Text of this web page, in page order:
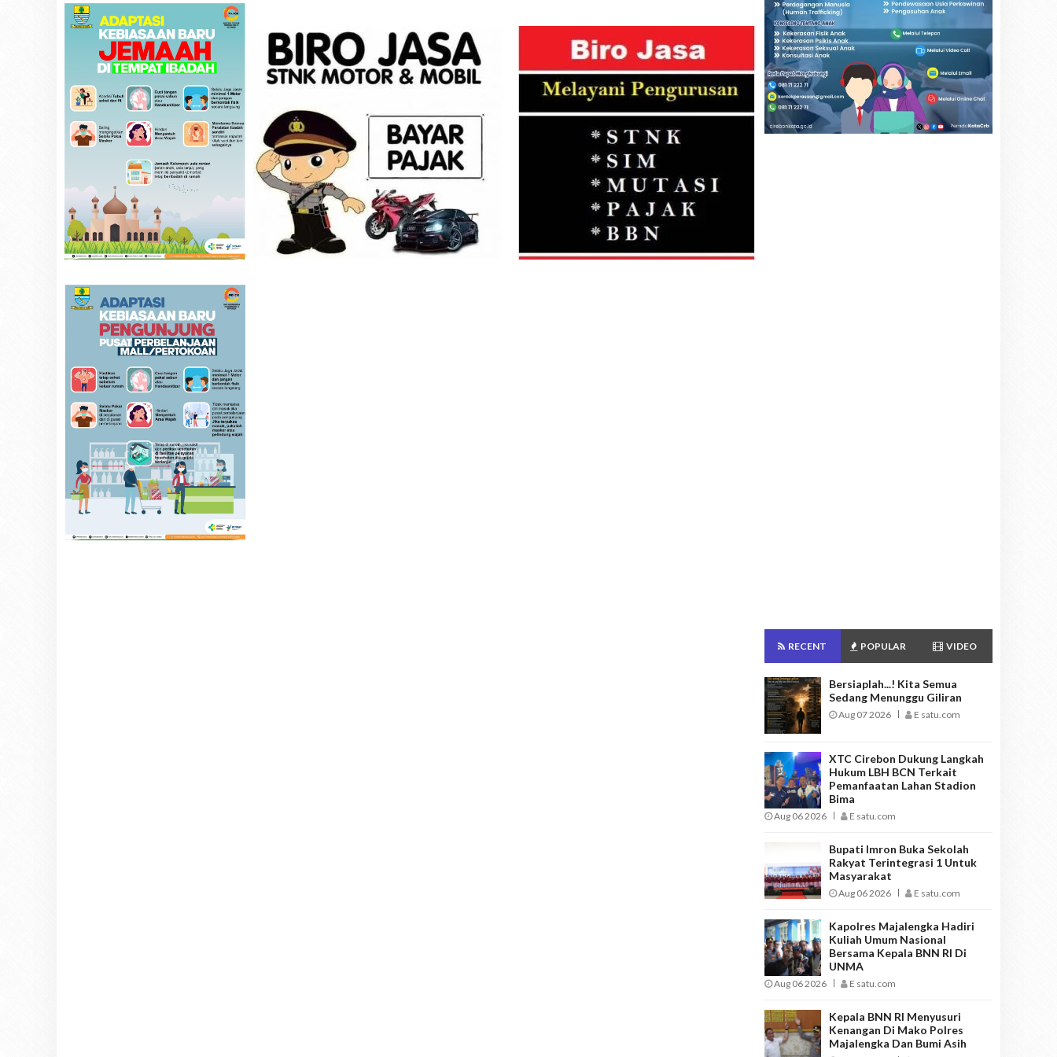
RECENT POPULAR VIDEO
Bersiaplah...! Kita Semua
Sedang Menunggu Giliran
Aug 07 2026 E satu.com
XTC Cirebon Dukung Langkah
Hukum LBH BCN Terkait
Pemanfaatan Lahan Stadion
Bima
Aug 06 2026 E satu.com
Bupati Imron Buka Sekolah
Rakyat Terintegrasi 1 Untuk
Masyarakat
Aug 06 2026 E satu.com
Kapolres Majalengka Hadiri
Kuliah Umum Nasional
Bersama Kepala BNN RI Di
UNMA
Aug 06 2026 E satu.com
Kepala BNN RI Menyusuri
Kenangan Di Mako Polres
Majalengka Dan Bumi Asih